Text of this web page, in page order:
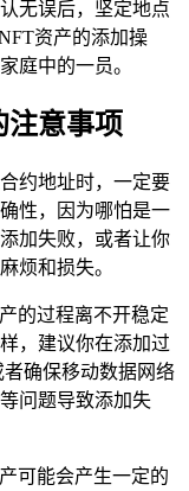
无误后，坚定地点
资产的添加操
庭中的一员。
注意事项
约地址时，一定要
性，因为哪怕是一
加失败，或者让你
烦和损失。
的过程离不开稳定
，建议你在添加过
确保移动数据网络
问题导致添加失
可能会产生一定的